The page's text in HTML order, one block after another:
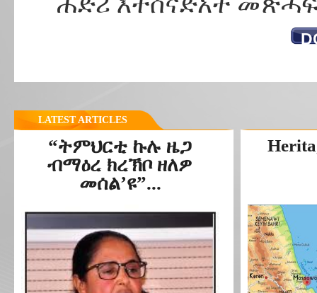
LATEST ARTICLES
“ትምህርቲ ኩሉ ዜጋ
ብማዕረ ክረኽቦ ዘለዎ
መሰል’ዩ”...